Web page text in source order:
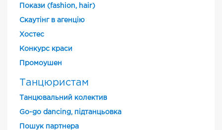
Покази (fashion, hair)
Скаутінг в агенцію
Хостес
Конкурс краси
Промоушен
Танцюристам
Танцювальний колектив
Go-go dancing, підтанцьовка
Пошук партнера